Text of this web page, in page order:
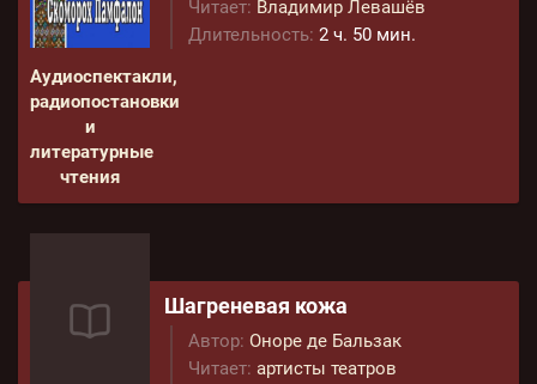
Аудиоспектакли,
радиопостановки
и
литературные
чтения
Читает: Владимир Левашёв
Длительность: 2 ч. 50 мин.
Шагреневая кожа
Автор: Оноре де Бальзак
Читает: артисты театров